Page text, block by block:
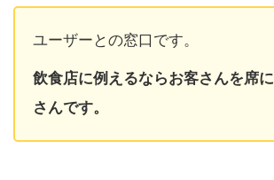
ユーザーとの窓口です。
飲食店に例えるならお客さんを席
さんです。